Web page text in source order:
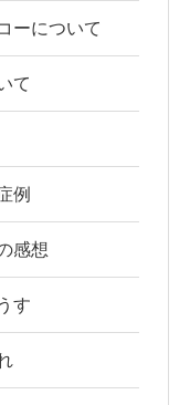
ーについて
て
例
感想
す